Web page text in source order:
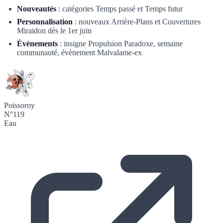
Nouveautés : catégories Temps passé et Temps futur
Personnalisation : nouveaux Arrière-Plans et Couvertures
Miraidon dès le 1er juin
Évènements : insigne Propulsion Paradoxe, semaine
communauté, évènement Malvalame-ex
Poissoroy
N°119
Eau